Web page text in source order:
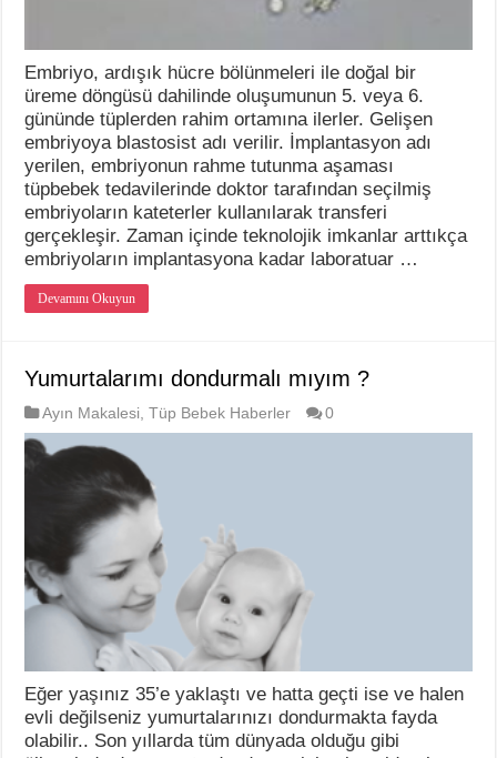
Embriyo, ardışık hücre bölünmeleri ile doğal bir
üreme döngüsü dahilinde oluşumunun 5. veya 6.
gününde tüplerden rahim ortamına ilerler. Gelişen
embriyoya blastosist adı verilir. İmplantasyon adı
yerilen, embriyonun rahme tutunma aşaması
tüpbebek tedavilerinde doktor tarafından seçilmiş
embriyoların kateterler kullanılarak transferi
gerçekleşir. Zaman içinde teknolojik imkanlar arttıkça
embriyoların implantasyona kadar laboratuar …
Devamını Okuyun
Yumurtalarımı dondurmalı mıyım ?
Ayın Makalesi ,Tüp Bebek Haberler 0
Eğer yaşınız 35’e yaklaştı ve hatta geçti ise ve halen
evli değilseniz yumurtalarınızı dondurmakta fayda
olabilir.. Son yıllarda tüm dünyada olduğu gibi